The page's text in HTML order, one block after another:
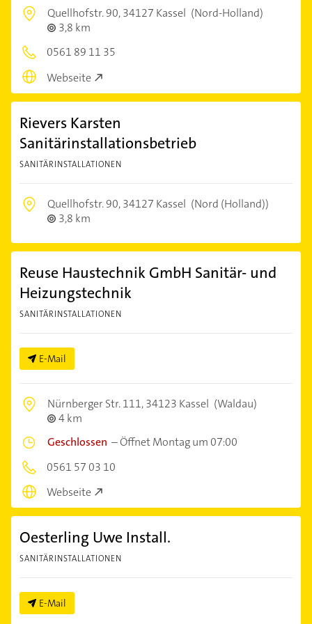
Quellhofstr. 90,34127 Kassel (Nord-Holland)
3,8 km
0561 89 11 35
Webseite
Rievers Karsten
Sanitärinstallationsbetrieb
SANITÄRINSTALLATIONEN
Quellhofstr. 90,34127 Kassel (Nord (Holland))
3,8 km
Reuse Haustechnik GmbH Sanitär- und
Heizungstechnik
SANITÄRINSTALLATIONEN
E-Mail
Nürnberger Str. 111,34123 Kassel (Waldau)
4 km
Geschlossen –Öffnet Montag um 07:00
0561 57 03 10
Webseite
Oesterling Uwe Install.
SANITÄRINSTALLATIONEN
E-Mail